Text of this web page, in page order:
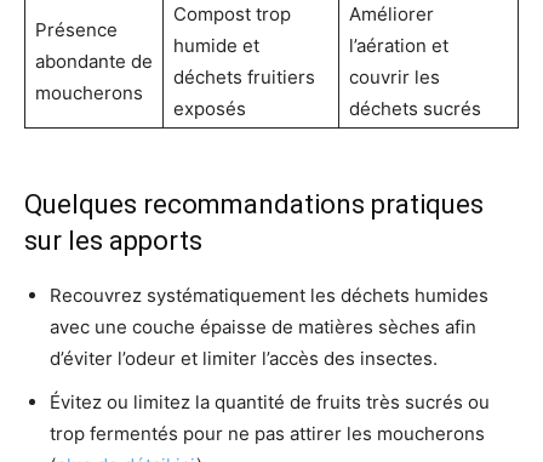
Présence
abondante de
moucherons
Compost trop
humide et
déchets fruitiers
exposés
Améliorer
l’aération et
couvrir les
déchets sucrés
Quelques recommandations pratiques
sur les apports
Recouvrez systématiquement les déchets humides
avec une couche épaisse de matières sèches afin
d’éviter l’odeur et limiter l’accès des insectes.
Évitez ou limitez la quantité de fruits très sucrés ou
trop fermentés pour ne pas attirer les moucherons